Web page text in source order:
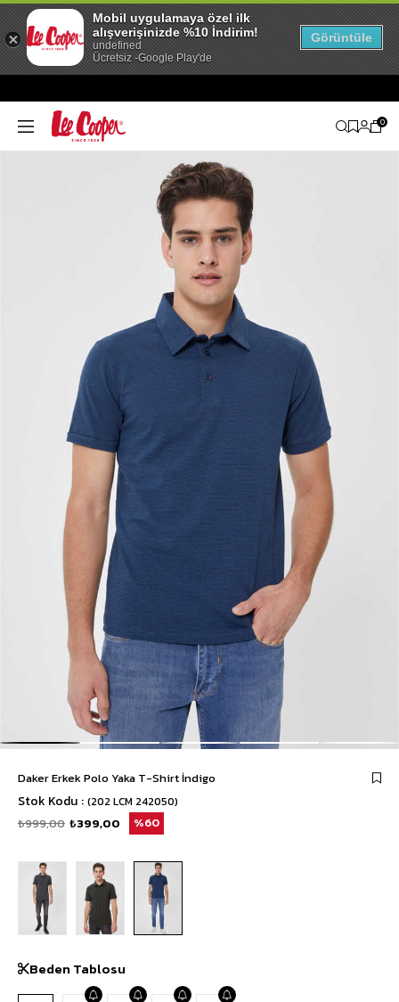
0
Daker Erkek Polo Yaka T-Shirt İndigo
Stok Kodu (202 LCM 242050)
₺999,00 ₺399,00 60
Beden Tablosu
Mobil uygulamaya özel ilk
alışverişinizde %10 İndirim!
undefined
Ücretsiz -Google Play'de
Görüntüle